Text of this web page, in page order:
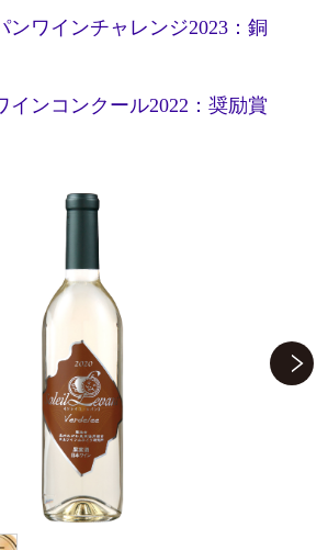
ワインチャレンジ2023：銅
ンクール2022：奨励賞